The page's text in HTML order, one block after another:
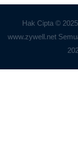
Hak Cipta ©
www.zywell.net